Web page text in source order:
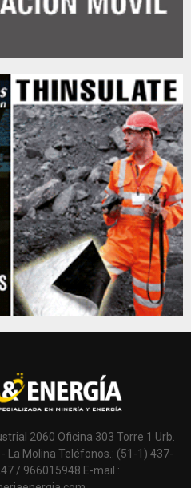
2060 Oficina 303 Torre 1 Urb.
La Molina Teléfonos.: (51-1) 437-
/ 966015948 E-mail.: